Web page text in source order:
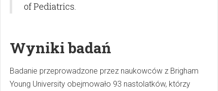
of Pediatrics.
Wyniki badań
Badanie przeprowadzone przez naukowców z Brigham
Young University obejmowało 93 nastolatków, którzy